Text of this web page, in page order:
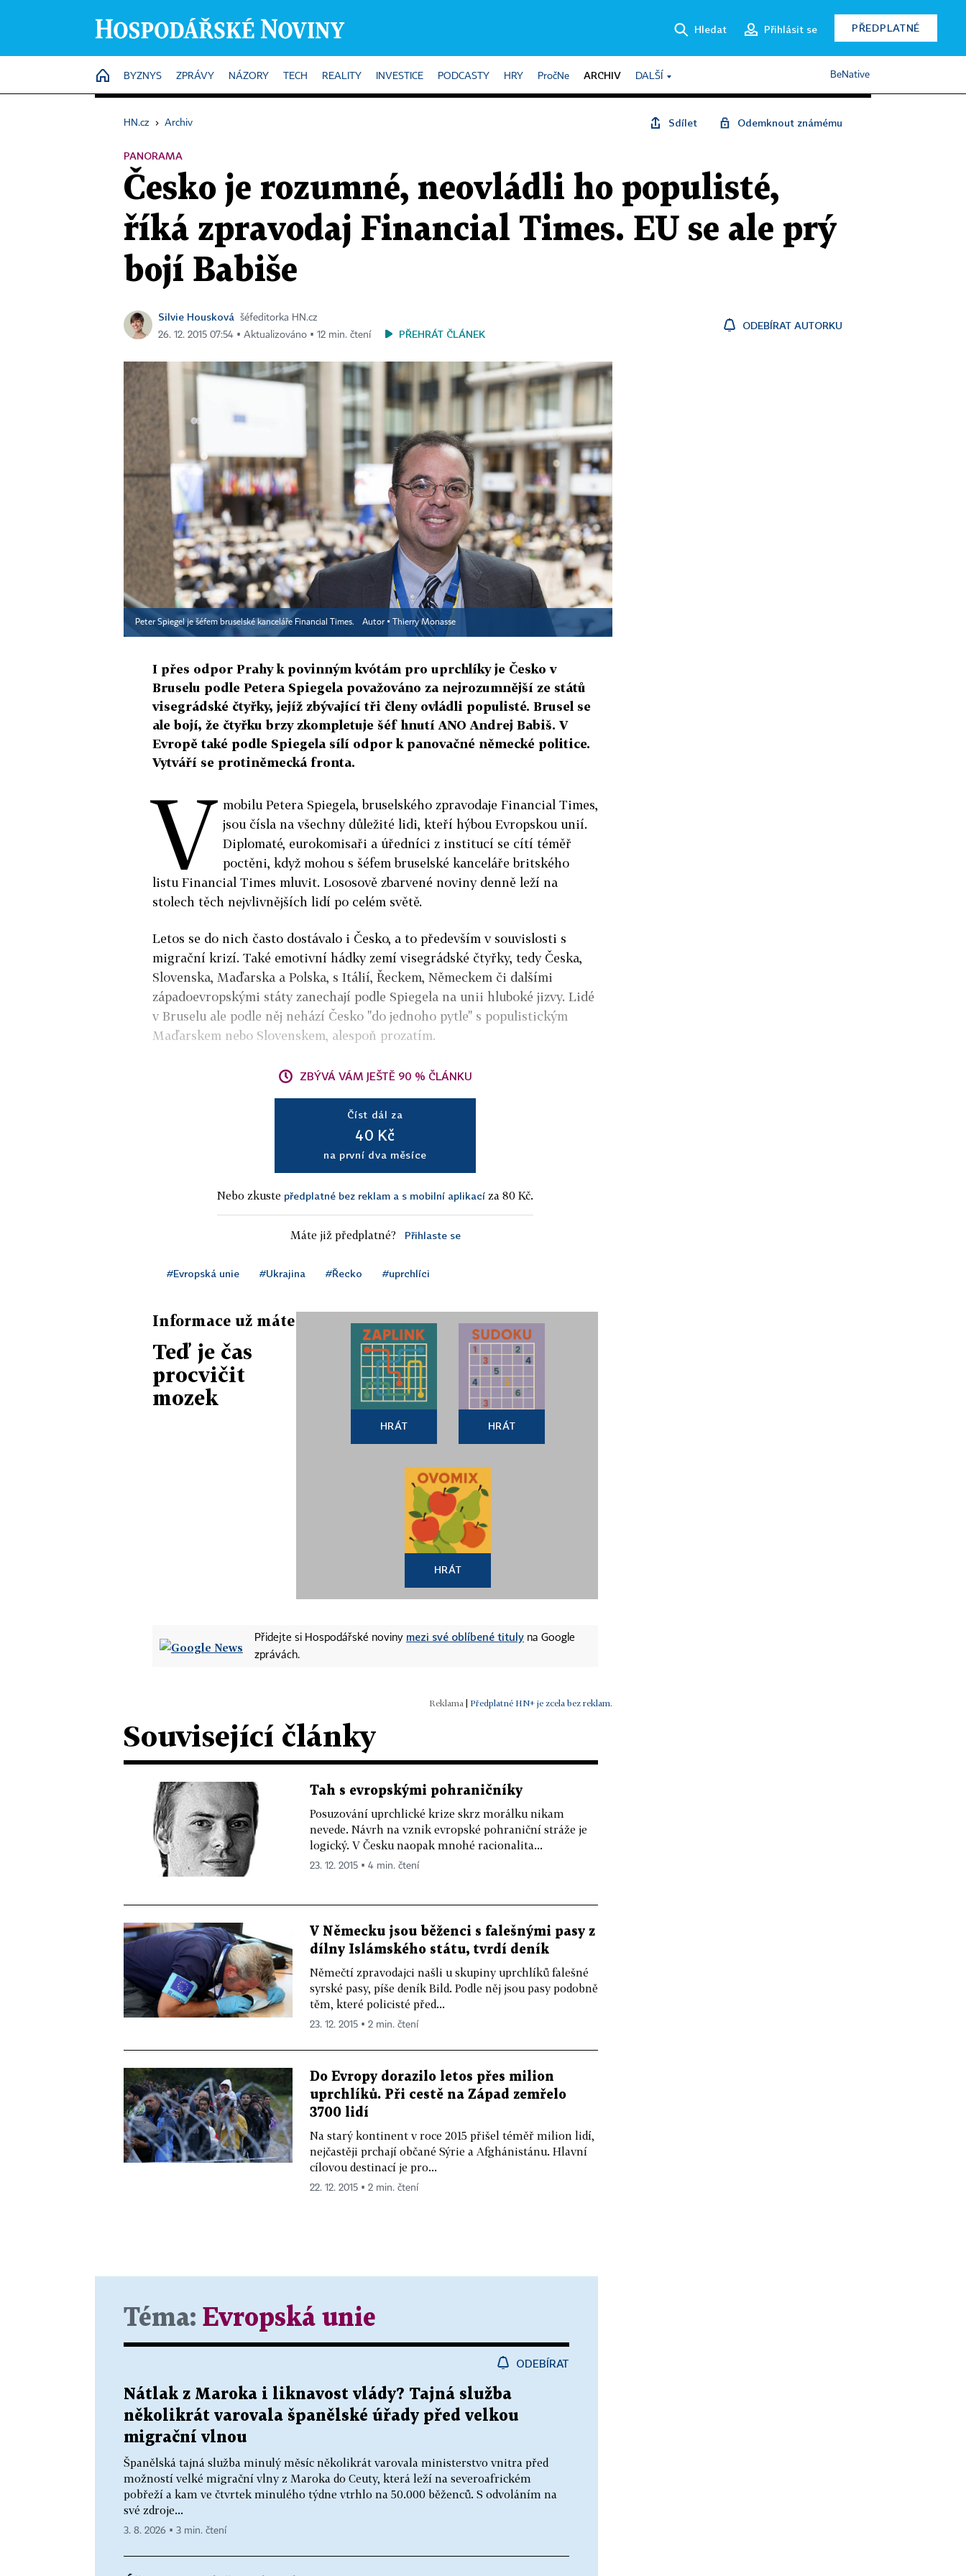
Hledat Přihlásit se PŘEDPLATNÉ
HOME
BYZNYS ZPRÁVY NÁZORY TECH REALITY INVESTICE PODCASTY HRY PročNe ARCHIV DALŠÍ BeNative
HN.cz › Archiv Sdílet Odemknout známému
PANORAMA
Česko je rozumné, neovládli ho populisté,
říká zpravodaj Financial Times. EU se ale prý
bojí Babiše
Silvie Housková
šéfeditorka HN.cz
26. 12. 2015 07:54 ▪ Aktualizováno ▪ 12 min. čtení
PŘEHRÁT ČLÁNEK
ODEBÍRAT AUTORKU
Peter Spiegel je šéfem bruselské kanceláře Financial Times. Autor ▪ Thierry Monasse
I přes odpor Prahy k povinným kvótám pro uprchlíky je Česko v
Bruselu podle Petera Spiegela považováno za nejrozumnější ze států
visegrádské čtyřky, jejíž zbývající tři členy ovládli populisté. Brusel se
ale bojí, že čtyřku brzy zkompletuje šéf hnutí ANO Andrej Babiš. V
Evropě také podle Spiegela sílí odpor k panovačné německé politice.
Vytváří se protiněmecká fronta.
V mobilu Petera Spiegela, bruselského zpravodaje Financial Times,
jsou čísla na všechny důležité lidi, kteří hýbou Evropskou unií.
Diplomaté, eurokomisaři a úředníci z institucí se cítí téměř
poctěni, když mohou s šéfem bruselské kanceláře britského
listu Financial Times mluvit. Lososově zbarvené noviny denně leží na
stolech těch nejvlivnějších lidí po celém světě.
Letos se do nich často dostávalo i Česko, a to především v souvislosti s
migrační krizí. Také emotivní hádky zemí visegrádské čtyřky, tedy Česka,
Slovenska, Maďarska a Polska, s Itálií, Řeckem, Německem či dalšími
západoevropskými státy zanechají podle Spiegela na unii hluboké jizvy. Lidé
v Bruselu ale podle něj nehází Česko "do jednoho pytle" s populistickým
Maďarskem nebo Slovenskem, alespoň prozatím.
ZBÝVÁ VÁM JEŠTĚ 90 % ČLÁNKU
Číst dál za
40 Kč
na první dva měsíce
Nebo zkuste předplatné bez reklam a s mobilní aplikací za 80 Kč.
Máte již předplatné? Přihlaste se
#Evropská unie #Ukrajina #Řecko #uprchlíci
Informace už máte
Teď je čas
procvičit
mozek
HRÁT HRÁT
HRÁT
Přidejte si Hospodářské noviny mezi své oblíbené tituly na Google
zprávách.
| Předplatné HN+ je zcela bez reklam.
Související články
Tah s evropskými pohraničníky
Posuzování uprchlické krize skrz morálku nikam
nevede. Návrh na vznik evropské pohraniční stráže je
logický. V Česku naopak mnohé racionalita...
23. 12. 2015 ▪ 4 min. čtení
V Německu jsou běženci s falešnými pasy z
dílny Islámského státu, tvrdí deník
Němečtí zpravodajci našli u skupiny uprchlíků falešné
syrské pasy, píše deník Bild. Podle něj jsou pasy podobně
těm, které policisté před...
23. 12. 2015 ▪ 2 min. čtení
Do Evropy dorazilo letos přes milion
uprchlíků. Při cestě na Západ zemřelo
3700 lidí
Na starý kontinent v roce 2015 přišel téměř milion lidí,
nejčastěji prchají občané Sýrie a Afghánistánu. Hlavní
cílovou destinací je pro...
22. 12. 2015 ▪ 2 min. čtení
Téma: Evropská unie
ODEBÍRAT
Nátlak z Maroka i liknavost vlády? Tajná služba
několikrát varovala španělské úřady před velkou
migrační vlnou
Španělská tajná služba minulý měsíc několikrát varovala ministerstvo vnitra před
možností velké migrační vlny z Maroka do Ceuty, která leží na severoafrickém
pobřeží a kam ve čtvrtek minulého týdne vtrhlo na 50.000 běženců. S odvoláním na
své zdroje...
3. 8. 2026 ▪ 3 min. čtení